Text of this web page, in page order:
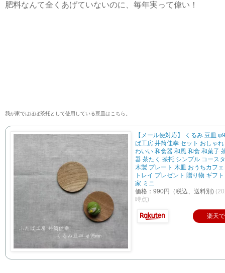
肥料なんて全くあげていないのに、毎年実って偉い！
我が家ではほぼ茶托として使用している豆皿はこちら。
【メール便対応】 くるみ 豆皿
ば工房 井筒佳幸 セット おしゃ
わいい 和食器 和風 和食 和菓子
器 茶たく 茶托 シンプル コース
木製 プレート 木皿 おうちカフ
トレイ プレゼント 贈り物 ギフ
家 ミニ
価格：990円（税込、送料別)
時点)
楽天